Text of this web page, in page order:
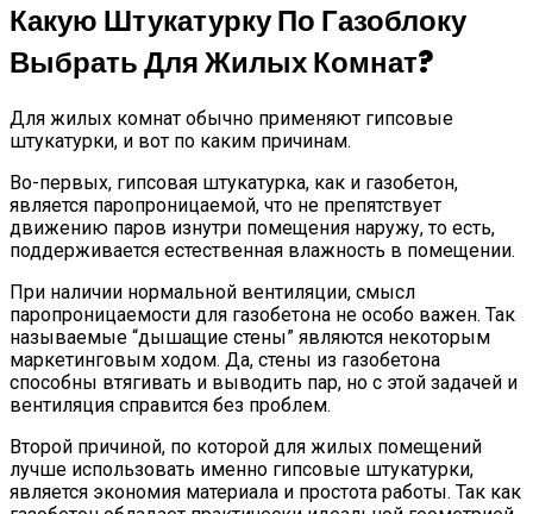
Какую Штукатурку По Газоблоку
Выбрать Для Жилых Комнат?
Для жилых комнат обычно применяют гипсовые
штукатурки, и вот по каким причинам.
Во-первых, гипсовая штукатурка, как и газобетон,
является паропроницаемой, что не препятствует
движению паров изнутри помещения наружу, то есть,
поддерживается естественная влажность в помещении.
При наличии нормальной вентиляции, смысл
паропроницаемости для газобетона не особо важен. Так
называемые “дышащие стены” являются некоторым
маркетинговым ходом. Да, стены из газобетона
способны втягивать и выводить пар, но с этой задачей и
вентиляция справится без проблем.
Второй причиной, по которой для жилых помещений
лучше использовать именно гипсовые штукатурки,
является экономия материала и простота работы. Так как